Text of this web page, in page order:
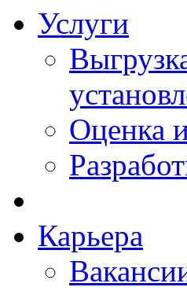
Услуги
Оценка
Карьера